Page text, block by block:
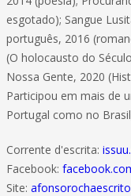
esgotado); Sangue
português, 2016
(O holocausto do
Nossa Gente, 2020
Participou em mais de
Portugal como no
Corrente d'escrita:
Facebook:
Site: